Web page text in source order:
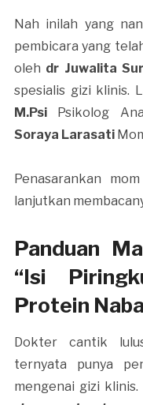
Nah inilah yang
pembicara yang
oleh dr Juwalita
spesialis gizi klinis.
M.PsiPsikolog
Soraya Larasati
Penasarankan
lanjutkan
Panduan
“Isi
Protein
Dokter cantik
ternyata punya
mengenai gizi klinis.